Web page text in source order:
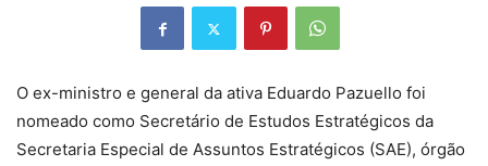
O ex-ministro e general da ativa Eduardo Pazuello foi
nomeado como Secretário de Estudos Estratégicos da
Secretaria Especial de Assuntos Estratégicos (SAE), órgão